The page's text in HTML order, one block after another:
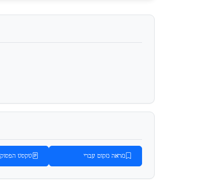
מראה מקום עברי טקסט הפסוק